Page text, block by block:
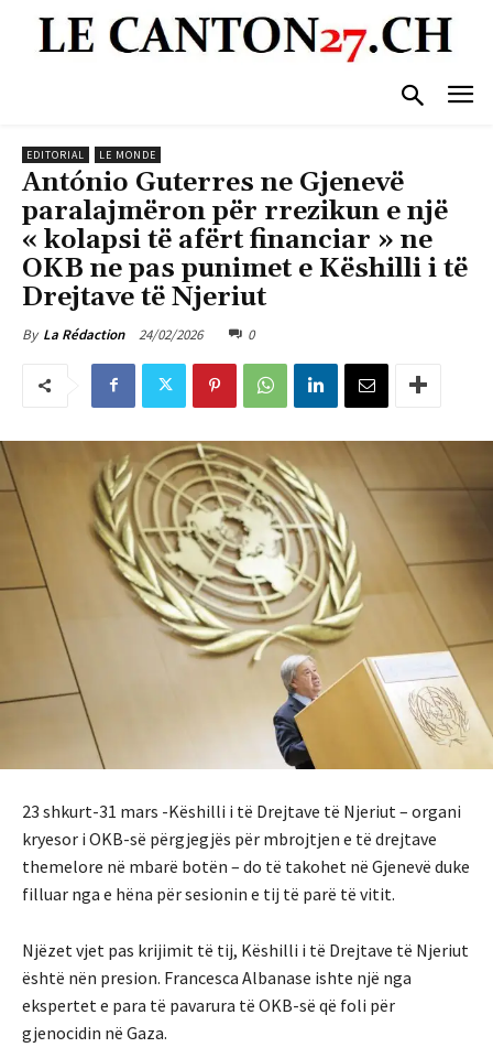
EDITORIAL LE MONDE
António Guterres ne Gjenevë
paralajmëron për rrezikun e një
« kolapsi të afërt financiar » ne
OKB ne pas punimet e Këshilli i të
Drejtave të Njeriut
By La Rédaction 24/02/2026 0
23 shkurt-31 mars -Këshilli i të Drejtave të Njeriut – organi
kryesor i OKB-së përgjegjës për mbrojtjen e të drejtave
themelore në mbarë botën – do të takohet në Gjenevë duke
filluar nga e hëna për sesionin e tij të parë të vitit.
Njëzet vjet pas krijimit të tij, Këshilli i të Drejtave të Njeriut
është nën presion. Francesca Albanase ishte një nga
ekspertet e para të pavarura të OKB-së që foli për
gjenocidin në Gaza.